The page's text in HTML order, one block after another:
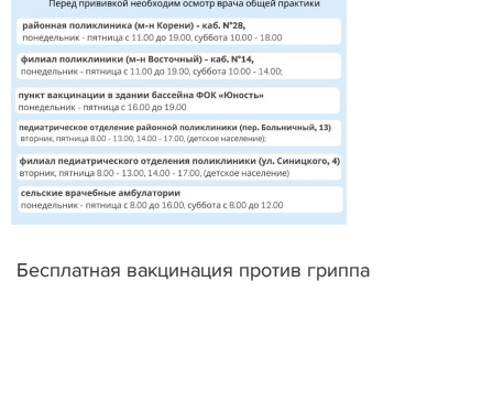
Бесплатная вакцинация против гриппа